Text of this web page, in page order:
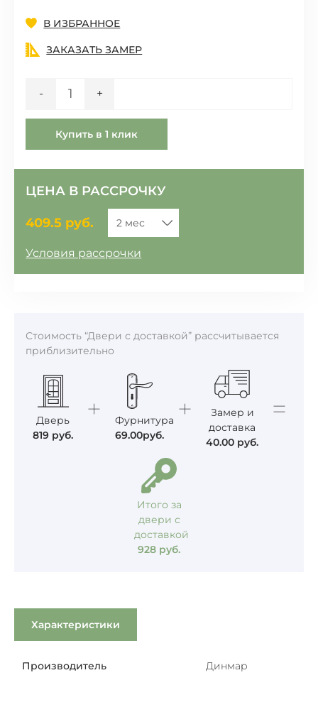
Добавить
В ИЗБРАННОЕ
ЗАКАЗАТЬ ЗАМЕР
- +
Купить в 1 клик
ЦЕНА В РАССРОЧКУ
409.5 руб.
Условия рассрочки
Стоимость “Двери с доставкой” рассчитывается
приблизительно
Дверь
819 руб.
Фурнитура
69.00руб.
Замер и
доставка
40.00 руб.
Итого за
двери с
доставкой
928 руб.
Характеристики
Производитель Динмар